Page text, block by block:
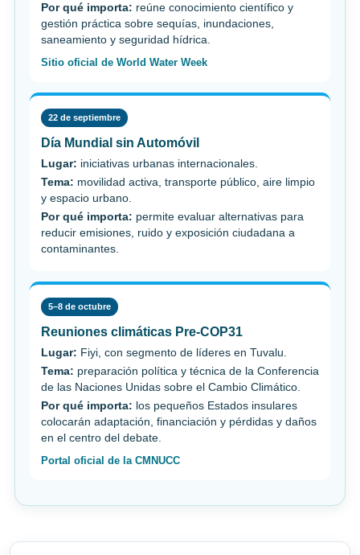
Por qué importa: reúne conocimiento científico y
gestión práctica sobre sequías, inundaciones,
saneamiento y seguridad hídrica.
Sitio oficial de World Water Week
22 de septiembre
Día Mundial sin Automóvil
Lugar: iniciativas urbanas internacionales.
Tema: movilidad activa, transporte público, aire limpio
y espacio urbano.
Por qué importa: permite evaluar alternativas para
reducir emisiones, ruido y exposición ciudadana a
contaminantes.
5–8 de octubre
Reuniones climáticas Pre-COP31
Lugar: Fiyi, con segmento de líderes en Tuvalu.
Tema: preparación política y técnica de la Conferencia
de las Naciones Unidas sobre el Cambio Climático.
Por qué importa: los pequeños Estados insulares
colocarán adaptación, financiación y pérdidas y daños
en el centro del debate.
Portal oficial de la CMNUCC